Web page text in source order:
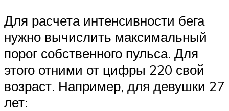
Для расчета интенсивности бега
нужно вычислить максимальный
порог собственного пульса. Для
этого отними от цифры 220 свой
возраст. Например, для девушки 27
лет: